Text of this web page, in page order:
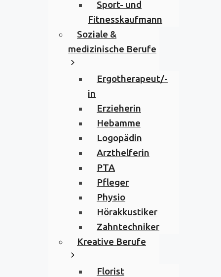
Sport- und
Fitnesskaufmann
Soziale &
medizinische Berufe
Ergotherapeut/-
in
Erzieherin
Hebamme
Logopädin
Arzthelferin
PTA
Pfleger
Physio
Hörakkustiker
Zahntechniker
Kreative Berufe
Florist